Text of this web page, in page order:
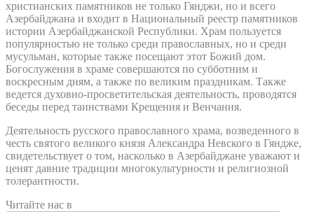
христианских памятников не только Гянджи, но и всего
Азербайджана и входит в Национальный реестр памятников
истории Азербайджанской Республики. Храм пользуется
популярностью не только среди православных, но и среди
мусульман, которые также посещают этот Божий дом.
Богослужения в храме совершаются по субботним и
воскресным дням, а также по великим праздникам. Также
ведется духовно-просветительская деятельность, проводятся
беседы перед таинствами Крещения и Венчания.
Деятельность русского православного храма, возведенного в
честь святого великого князя Александра Невского в Гяндже,
свидетельствует о том, насколько в Азербайджане уважают и
ценят давние традиции многокультурности и религиозной
толерантности.
Читайте нас в